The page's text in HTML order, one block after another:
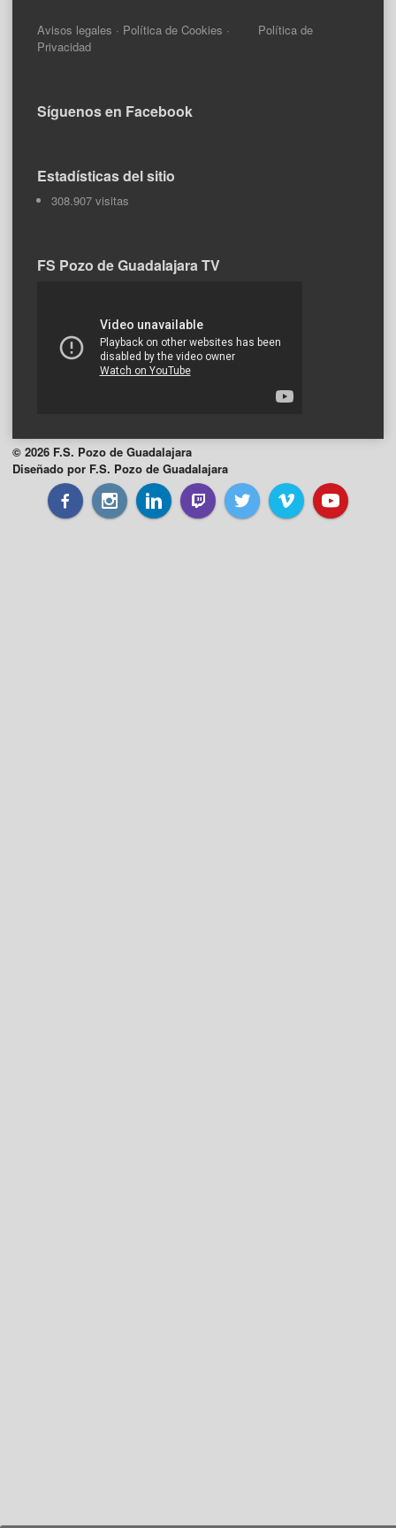
Avisos legales · Política de Cookies · Política de
Privacidad
Síguenos en Facebook
Estadísticas del sitio
308.907 visitas
FS Pozo de Guadalajara TV
© 2026 F.S. Pozo de Guadalajara
Diseñado por F.S. Pozo de Guadalajara